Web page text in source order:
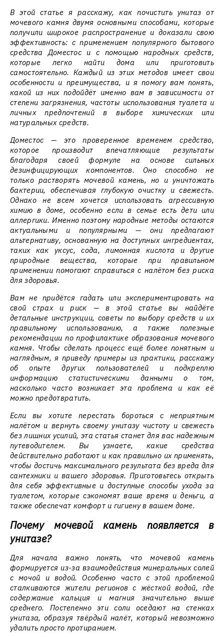
В этой статье я расскажу, как почистить унитаз от
мочевого камня двумя основными способами, которые
получили широкое распространение и доказали свою
эффективность: с применением популярного бытового
средства Доместос и с помощью народных средств,
которые легко найти дома или приготовить
самостоятельно. Каждый из этих методов имеет свои
особенности и преимущества, и я помогу вам понять,
какой из них подойдёт именно вам в зависимости от
степени загрязнения, частоты использования туалета и
личных предпочтений в выборе химических или
натуральных средств.
Доместос — это проверенное временем средство,
которое производит впечатляющие результаты
благодаря своей формуле на основе сильных
дезинфицирующих компонентов. Оно способно не
только растворять мочевой камень, но и уничтожать
бактерии, обеспечивая глубокую очистку и свежесть.
Однако не всем хочется использовать агрессивную
химию в доме, особенно если в семье есть дети или
аллергики. Именно поэтому народные методы остаются
актуальными и популярными — они предлагают
альтернативу, основанную на доступных ингредиентах,
таких как уксус, сода, лимонная кислота и другие
природные вещества, которые при правильном
применении помогают справиться с налётом без риска
для здоровья.
Вам не придётся гадать или экспериментировать на
свой страх и риск — в этой статье вы найдёте
детальные инструкции, советы по выбору средств и их
правильному использованию, а также полезные
рекомендации по профилактике образования мочевого
камня. Чтобы сделать процесс ещё более понятным и
наглядным, я приведу примеры из практики, расскажу
об опыте других пользователей и подкреплю
информацию статистическими данными о том,
насколько часто возникает эта проблема и как её
можно предотвратить.
Если вы хотите перестать бороться с неприятным
налётом и вернуть своему унитазу чистоту и свежесть
без лишних усилий, эта статья станет для вас надежным
путеводителем. Вы узнаете, какие средства
действительно работают и как правильно их применять,
чтобы достичь максимального результата без вреда для
сантехники и вашего здоровья. Приготовьтесь открыть
для себя эффективные и доступные способы ухода за
туалетом, которые сэкономят ваше время и деньги, а
также обеспечат комфорт и гигиену в вашем доме.
Почему мочевой камень появляется в
унитазе?
Для начала важно понять, что мочевой камень
формируется из-за взаимодействия минеральных солей
с мочой и водой. Особенно часто с этой проблемой
сталкиваются жители регионов с жёсткой водой, где
содержание кальция и магния значительно выше
среднего. Постепенно эти соли оседают на стенках
унитаза, образуя твёрдый налёт, который невозможно
удалить просто протиранием.